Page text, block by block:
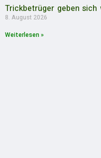
Trickbetrüger geben
8. August 2026
Weiterlesen »